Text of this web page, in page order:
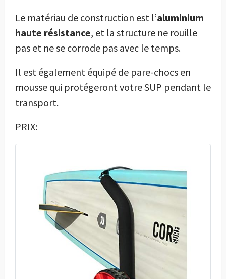
Le matériau de construction est l’aluminium
haute résistance, et la structure ne rouille
pas et ne se corrode pas avec le temps.
Il est également équipé de pare-chocs en
mousse qui protégeront votre SUP pendant le
transport.
PRIX: